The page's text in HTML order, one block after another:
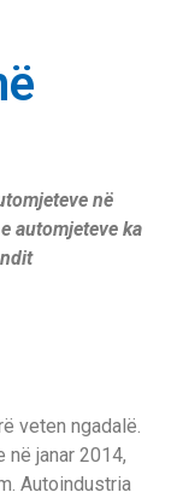
në
automjeteve ka
veten ngadalë.
janar 2014,
Autoindustria